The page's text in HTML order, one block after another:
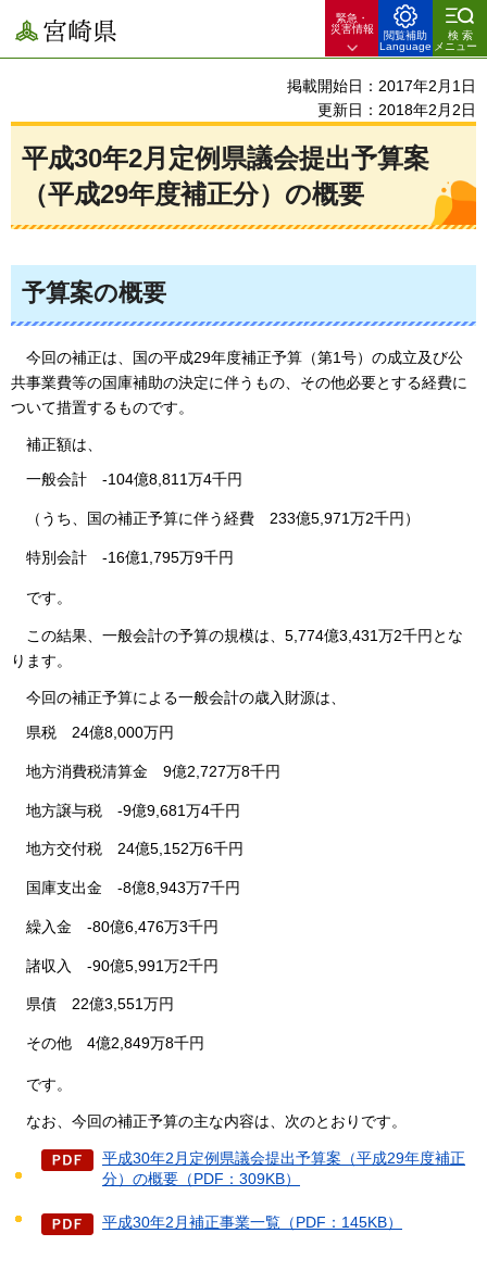
宮崎県
緊急・
災害情報
閲覧補助
Language
検索
メニュー
掲載開始日：2017年2月1日
更新日：2018年2月2日
平成30年2月定例県議会提出予算案
（平成29年度補正分）の概要
予算案の概要
今回の補正は、国の平成29年度補正予算（第1号）の成立及び公
共事業費等の国庫補助の決定に伴うもの、その他必要とする経費に
ついて措置するものです。
補正額は
一般会計 -104億8,811万4千円
（うち、国の補正予算に伴う経費 233億5,971万2千円）
特別会計 -16億1,795万9千円
です。
この結果 、一般会計の予算の規模は、5,774億3,431万2千円とな
ります。
今回の補正予算による一般会計の歳入財源は、
県税 24億8,000万円
地方消費税清算金 9億2,727万8千円
地方譲与税 -9億9,681万4千円
地方交付税 24億5,152万6千円
国庫支出金 -8億8,943万7千円
繰入金 -80億6,476万3千円
諸収入 -90億5,991万2千円
県債 22億3,551万円
その他 4億2,849万8千円
です。
なお、今回の補正予算の主な内容は、次のとおりです。
平成30年2月定例県議会提出予算案（平成29年度補正
分）の概要（PDF：309KB）
平成30年2月補正事業一覧（PDF：145KB）